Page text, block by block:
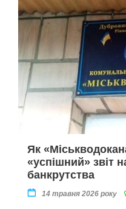
Як
«успішний» звіт
банкрутства
14 травня 2026 року